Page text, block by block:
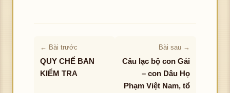
← Bài trước
QUY CHẾ BAN
KIỂM TRA
Bài sau →
Câu lạc bộ con Gái
– con Dâu Họ
Phạm Việt Nam, tổ